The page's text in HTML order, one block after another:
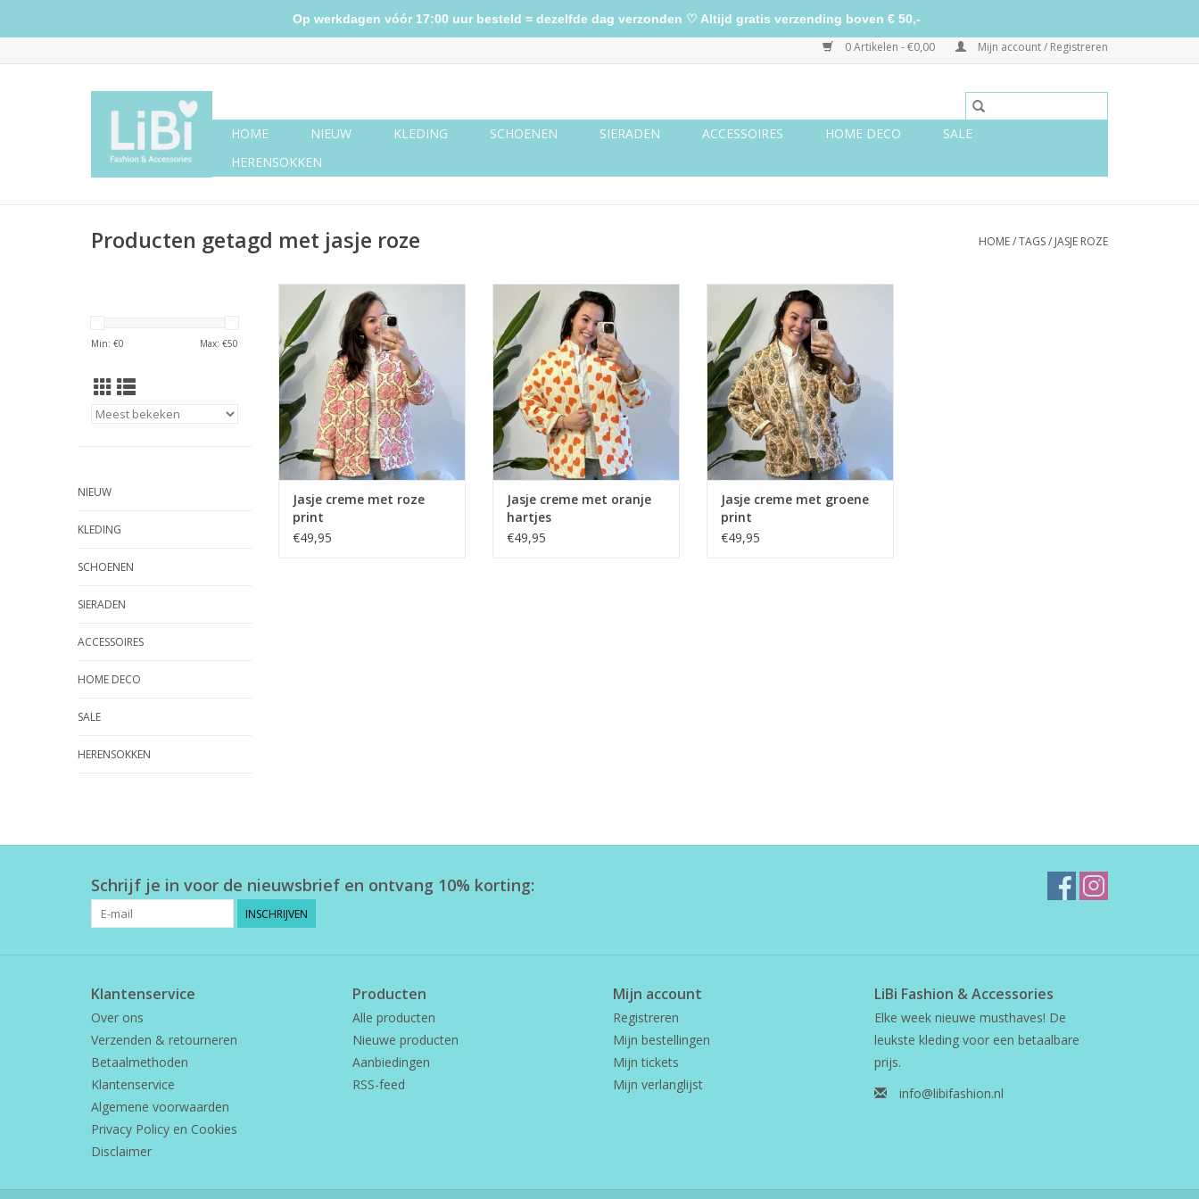
0 Artikelen - €0,00 Mijn account / Registreren
HOME NIEUW KLEDING SCHOENEN SIERADEN ACCESSOIRES HOME DECO
SALE
HERENSOKKEN
Producten getagd met jasje roze HOME/TAGS/ JASJE ROZE
Min: €0 Max: €50
NIEUW
KLEDING
SCHOENEN
SIERADEN
ACCESSOIRES
HOME DECO
SALE
HERENSOKKEN
Jasje creme met roze print
Jasje creme met roze
print
€49,95
Jasje creme met oranje hartjes
Jasje creme met oranje
hartjes
€49,95
Jasje creme met groene print
Jasje creme met groene
print
€49,95
Schrijf je in voor de nieuwsbrief en ontvang 10% korting:
INSCHRIJVEN
Klantenservice
Over ons
Verzenden & retourneren
Betaalmethoden
Klantenservice
Algemene voorwaarden
Privacy Policy en Cookies
Disclaimer
Producten
Alle producten
Nieuwe producten
Aanbiedingen
RSS-feed
Mijn account
Registreren
Mijn bestellingen
Mijn tickets
Mijn verlanglijst
LiBi Fashion & Accessories
Elke week nieuwe musthaves! De
leukste kleding voor een betaalbare
prijs.
info@libifashion.nl
Op werkdagen vóór 17:00 uur besteld = dezelfde dag verzonden ♡ Altijd gratis verzending boven € 50,-